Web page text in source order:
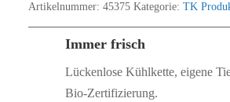
Artikelnummer: 45375 Kategorie: TK
Immer frisch
Lückenlose Kühlkette, eigene
Bio‑Zertifizierung.